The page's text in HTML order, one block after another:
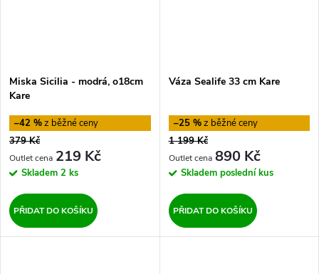
Miska Sicilia - modrá, o18cm
Kare
–42 %
379 Kč
219 Kč
Skladem 2 ks
PŘIDAT DO KOŠÍKU
Váza Sealife 33 cm Kare
–25 %
1 199 Kč
890 Kč
Skladem poslední kus
PŘIDAT DO KOŠÍKU